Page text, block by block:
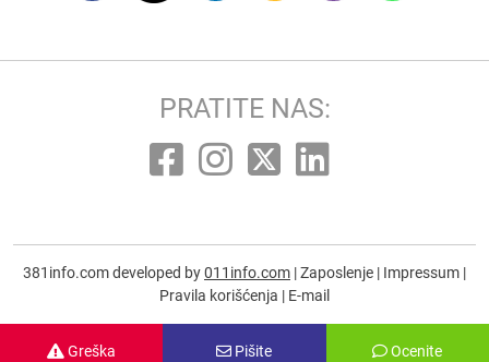
Greška Pišite Ocenite
PRATITE NAS:
381info.com developed by011info.com |Zaposlenje | Impressum |
Pravila korišćenja | E-mail